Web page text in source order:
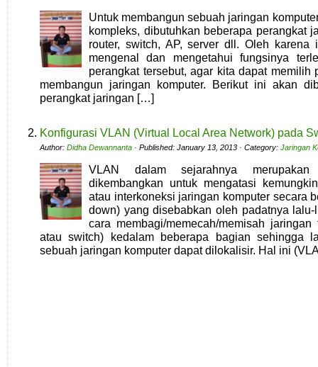
Untuk membangun sebuah jaringan
kompleks, dibutuhkan beberapa perangkat
router, switch, AP, server dll. Oleh karena
mengenal dan mengetahui fungsinya
perangkat tersebut, agar kita dapat memilih
membangun jaringan komputer. Berikut ini akan
perangkat jaringan […]
Konfigurasi VLAN (Virtual Local Area Network) pada
Author: Didha Dewannanta · Published: January 13, 2013 · Category: Jaringan
VLAN dalam sejarahnya
dikembangkan untuk mengatasi
atau interkoneksi jaringan komputer secara
down) yang disebabkan oleh padatnya
cara membagi/memecah/memisah
atau switch) kedalam beberapa bagian sehingga
sebuah jaringan komputer dapat dilokalisir. Hal ini